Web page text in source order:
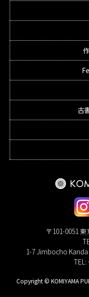
古
〒101-0051
1-7 Jimbocho
TEL:
Copyright © KOMIYAMA